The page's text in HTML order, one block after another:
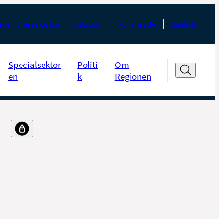
presse og kommunikation For ansatte English
Specialsektor
en
Politi
k
Om
Regionen